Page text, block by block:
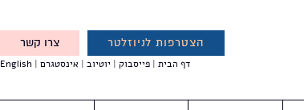
הצטרפות לניוזלטר צרו קשר
דף הבית פייסבוק יוטיוב אינסטגרם English